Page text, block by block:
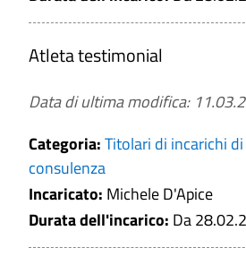
Atleta testimonial
Data di ultima modifica:
Categoria:Titolari di incarichi
consulenza
Incaricato: Michele D'Apice
Durata dell'incarico: Da